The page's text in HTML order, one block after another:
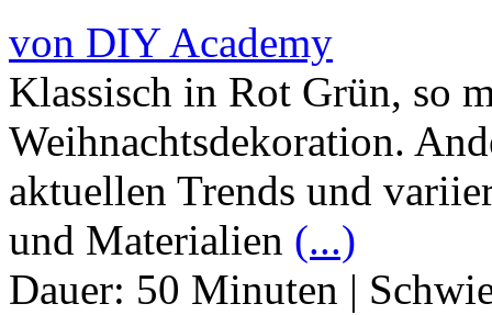
von DIY Academy
Klassisch in Rot Grün, so
Weihnachtsdekoration.
aktuellen Trends und
und Materialien (...)
Dauer: 50 Minuten |